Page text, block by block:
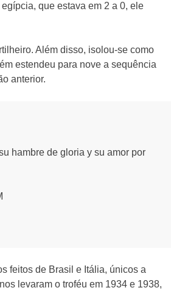
que estava em 2 a 0, ele
Além disso, isolou-se como
estendeu para nove a sequência
anterior.
hambre de gloria y su amor por
feitos de Brasil e Itália, únicos a
levaram o troféu em 1934 e 1938,